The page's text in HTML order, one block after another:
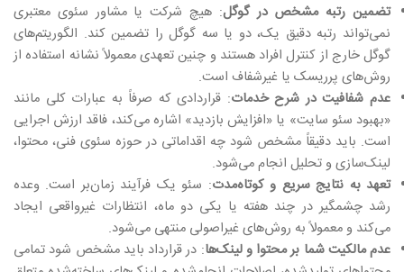
تضمین رتبه مشخص در گوگل: هیچ شرکت یا مشاور سئوی معتبری
نمی‌تواند رتبه دقیق یک، دو یا سه گوگل را تضمین کند. الگوریتم‌های
گوگل خارج از کنترل افراد هستند و چنین تعهدی معمولاً نشانه استفاده از
روش‌های پرریسک یا غیرشفاف است.
عدم شفافیت در شرح خدمات: قراردادی که صرفاً به عبارات کلی مانند
«بهبود سئو سایت» یا «افزایش بازدید» اشاره می‌کند، فاقد ارزش اجرایی
است. باید دقیقاً مشخص شود چه اقداماتی در حوزه سئوی فنی، محتوا،
لینک‌سازی و تحلیل انجام می‌شود.
تعهد به نتایج سریع و کوتاه‌مدت: سئو یک فرآیند زمان‌بر است. وعده
رشد چشمگیر در چند هفته یا یکی دو ماه، انتظارات غیرواقعی ایجاد
می‌کند و معمولاً به روش‌های غیراصولی منتهی می‌شود.
عدم مالکیت شما بر محتوا و لینک‌ها: در قرارداد باید مشخص شود تمامی